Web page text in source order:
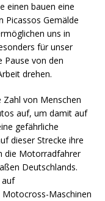
einen bauen eine
Picassos Gemälde
uns in
für unser
Pause von den
drehen.
von Menschen
auf, um damit auf
gefährliche
dieser Strecke ihre
die Motorradfahrer
Deutschlands.
auf
Motocross-Maschinen